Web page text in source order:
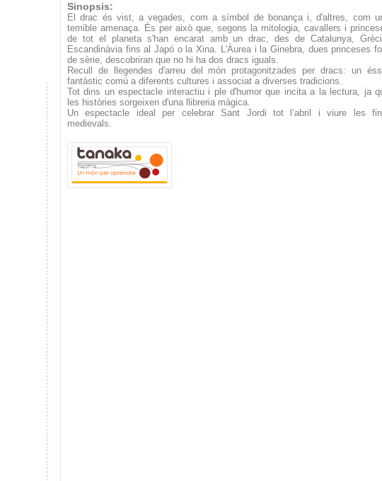
Sinopsis:
El drac és vist, a vegades, com a símbol de bonança i, d'altres, com
temible amenaça. És per això que, segons la mitologia, cavallers i
de tot el planeta s'han encarat amb un drac, des de Catalunya,
Escandinàvia fins al Japó o la Xina. L'Àurea i la Ginebra, dues princeses
de sèrie, descobriran que no hi ha dos dracs iguals.
Recull de llegendes d'arreu del món protagonitzades per dracs: un
fantàstic comú a diferents cultures i associat a diverses tradicions.
Tot dins un espectacle interactiu i ple d'humor que incita a la lectura, ja
les històries sorgeixen d'una llibreria màgica.
Un espectacle ideal per celebrar Sant Jordi tot l’abril i viure les
medievals.